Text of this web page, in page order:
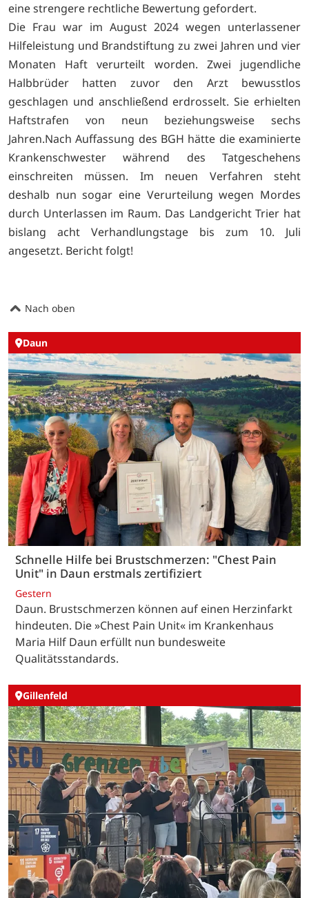
eine strengere rechtliche Bewertung gefordert.
Die Frau war im August 2024 wegen unterlassener
Hilfeleistung und Brandstiftung zu zwei Jahren und vier
Monaten Haft verurteilt worden. Zwei jugendliche
Halbbrüder hatten zuvor den Arzt bewusstlos
geschlagen und anschließend erdrosselt. Sie erhielten
Haftstrafen von neun beziehungsweise sechs
Jahren.Nach Auffassung des BGH hätte die examinierte
Krankenschwester während des Tatgeschehens
einschreiten müssen. Im neuen Verfahren steht
deshalb nun sogar eine Verurteilung wegen Mordes
durch Unterlassen im Raum. Das Landgericht Trier hat
bislang acht Verhandlungstage bis zum 10. Juli
angesetzt. Bericht folgt!
Nach oben
Daun
Schnelle Hilfe bei Brustschmerzen: "Chest Pain
Unit" in Daun erstmals zertifiziert
Gestern
Daun. Brustschmerzen können auf einen Herzinfarkt
hindeuten. Die »Chest Pain Unit« im Krankenhaus
Maria Hilf Daun erfüllt nun bundesweite
Qualitätsstandards.
Gillenfeld